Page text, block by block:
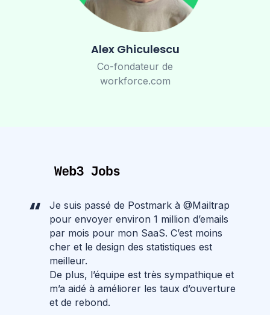
Alex Ghiculescu
Co-fondateur de
workforce.com
Je suis passé de Postmark à @Mailtrap
pour envoyer environ 1 million d’emails
par mois pour mon SaaS. C’est moins
cher et le design des statistiques est
meilleur.
De plus, l’équipe est très sympathique et
m’a aidé à améliorer les taux d’ouverture
et de rebond.